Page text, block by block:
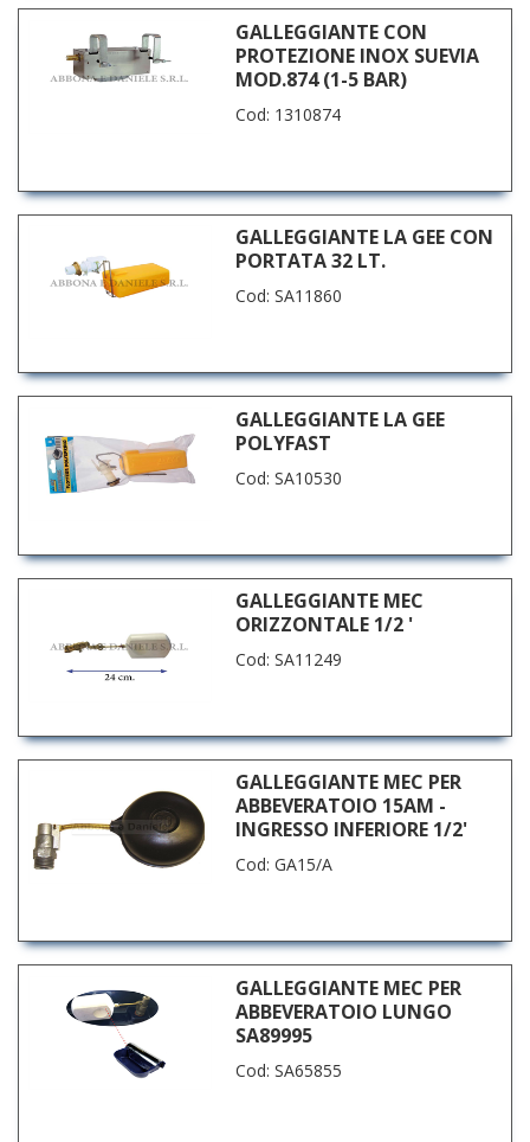
GALLEGGIANTE CON
PROTEZIONE INOX SUEVIA
MOD.874 (1-5 BAR)
Cod: 1310874
GALLEGGIANTE LA GEE CON
PORTATA 32 LT.
Cod: SA11860
GALLEGGIANTE LA GEE
POLYFAST
Cod: SA10530
GALLEGGIANTE MEC
ORIZZONTALE 1/2 '
Cod: SA11249
GALLEGGIANTE MEC PER
ABBEVERATOIO 15AM -
INGRESSO INFERIORE 1/2'
Cod: GA15/A
GALLEGGIANTE MEC PER
ABBEVERATOIO LUNGO
SA89995
Cod: SA65855